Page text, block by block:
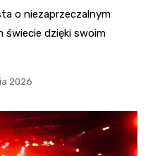
o niezaprzeczalnym
świecie dzięki swoim
2026